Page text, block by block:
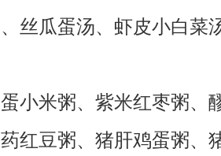
丝瓜蛋汤、虾皮小白菜
小米粥、紫米红枣粥、
红豆粥、猪肝鸡蛋粥、